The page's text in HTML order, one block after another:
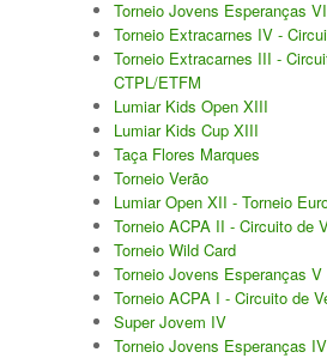
Torneio Jovens Esperanças V
Open Ano Novo
Torneio ACPA I
Inter-Clubes +45
Torneio ACPA II
Lumiar Open XII
CTPL vs Vamos Tennis Club (RUS)
Torneio Jovens Esperanças VI
Torneio Extracarnes IV -
Torneio Extracarnes III -
CTPL/ETFM
Lumiar Kids Open XIII
Lumiar Kids Cup XIII
Taça Flores Marques
Torneio Verão
Lumiar Open XII - Torneio
Torneio ACPA II - Circuito de
Torneio Wild Card
Torneio Jovens Esperanças V
Torneio ACPA I - Circuito de
Super Jovem IV
Torneio Jovens Esperanças IV